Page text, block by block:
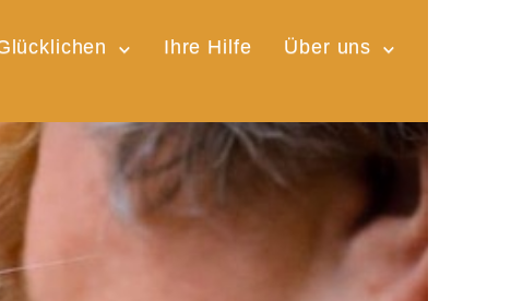
Ihre Hilfe Über uns